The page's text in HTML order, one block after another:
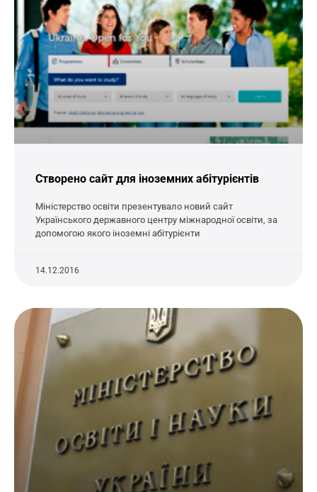
Cтворено сайт для іноземних абітурієнтів
Міністерство освіти презентувало новий сайт
Українського державного центру міжнародної освіти, за
допомогою якого іноземні абітурієнти
14.12.2016